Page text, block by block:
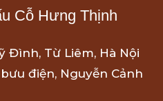
Cỗ Hưng Thịnh
Đình, Từ Liêm, Hà Nội
điện, Nguyễn Cảnh